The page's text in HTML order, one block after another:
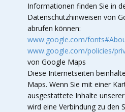
Informationen finden Sie in
Datenschutzhinweisen von
abrufen können:
www.google.com/
www.google.com/policies/
von Google Maps
Diese Internetseiten
Maps. Wenn Sie mit einer
ausgestattete Inhalte
wird eine Verbindung zu den